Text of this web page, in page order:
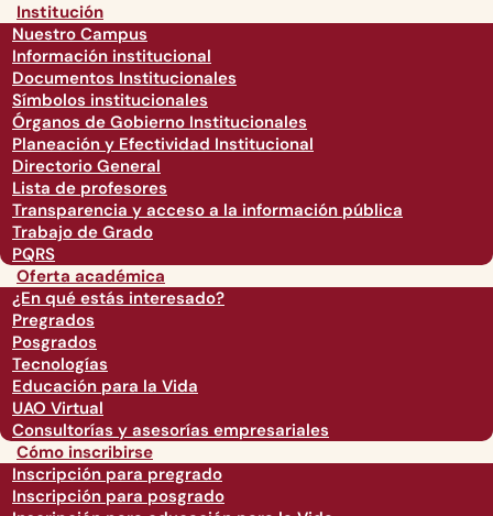
Institución
Nuestro Campus
Información institucional
Documentos Institucionales
Símbolos institucionales
Órganos de Gobierno Institucionales
Planeación y Efectividad Institucional
Directorio General
Lista de profesores
Transparencia y acceso a la información pública
Trabajo de Grado
PQRS
Oferta académica
¿En qué estás interesado?
Pregrados
Posgrados
Tecnologías
Educación para la Vida
UAO Virtual
Consultorías y asesorías empresariales
Cómo inscribirse
Inscripción para pregrado
Inscripción para posgrado